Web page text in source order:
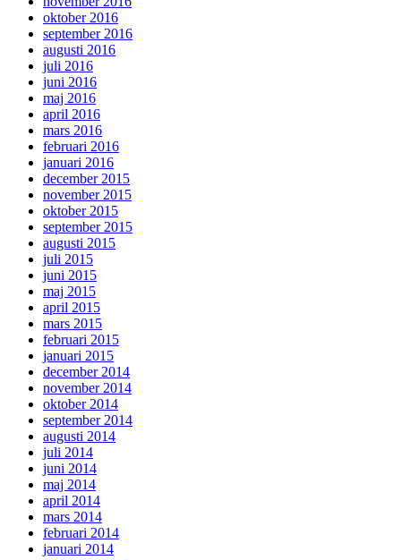
oktober 2016
september 2016
augusti 2016
juli 2016
juni 2016
maj 2016
april 2016
mars 2016
februari 2016
januari 2016
december 2015
november 2015
oktober 2015
september 2015
augusti 2015
juli 2015
juni 2015
maj 2015
april 2015
mars 2015
februari 2015
januari 2015
december 2014
november 2014
oktober 2014
september 2014
augusti 2014
juli 2014
juni 2014
maj 2014
april 2014
mars 2014
februari 2014
januari 2014